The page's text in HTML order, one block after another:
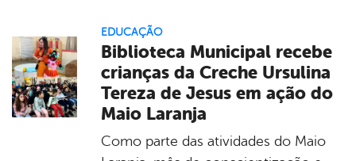
EDUCAÇÃO
Biblioteca Municipal recebe
crianças da Creche Ursulina
Tereza de Jesus em ação do
Maio Laranja
Como parte das atividades do Maio